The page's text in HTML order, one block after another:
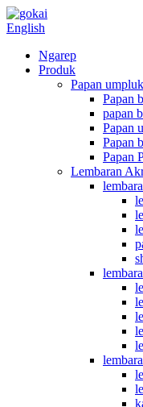
English
Ngarep
Produk
Papan
Papan
papan
Papan
Papan
Papan
Lembaran